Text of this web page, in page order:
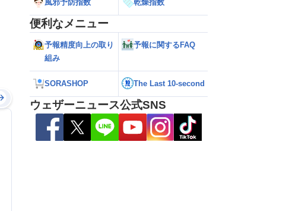
風邪予防指数 乾燥指数
便利なメニュー
予報精度向上の取り
組み
予報に関するFAQ
SORASHOP The Last 10-second
ウェザーニュース公式SNS